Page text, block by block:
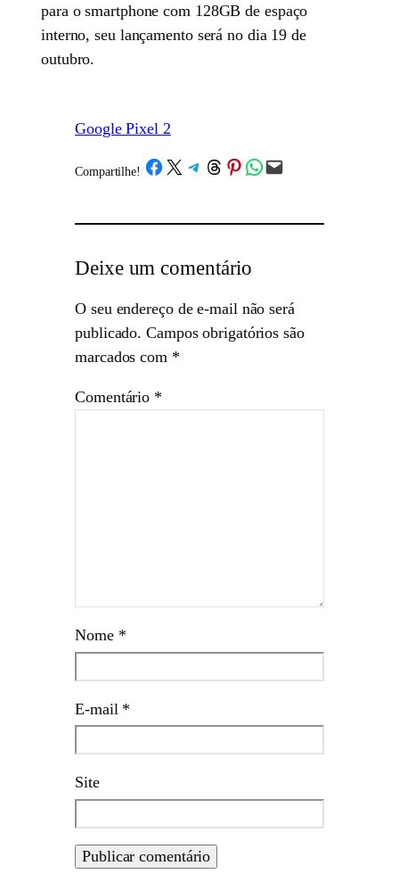
para o smartphone com 128GB de espaço
interno, seu lançamento será no dia 19 de
outubro.
Google Pixel 2
Compartilhe! /Share on Facebook
Share on X Share on Telegram
Share on Threads
Share on Pinterest
Share on WhatsApp
Email this Page
Deixe um comentário
O seu endereço de e-mail não será
publicado. Campos obrigatórios são
marcados com *
Comentário *
Nome *
E-mail *
Site